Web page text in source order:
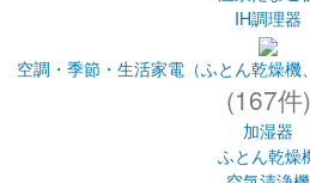
ミキサー・ジュ
マルチロースター・フィ
もちつき機
ヨーグルトメー
食器乾燥器
食器洗い乾燥
温泉たまご